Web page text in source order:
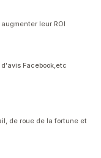
leur ROI
Facebook,etc
de roue de la fortune et